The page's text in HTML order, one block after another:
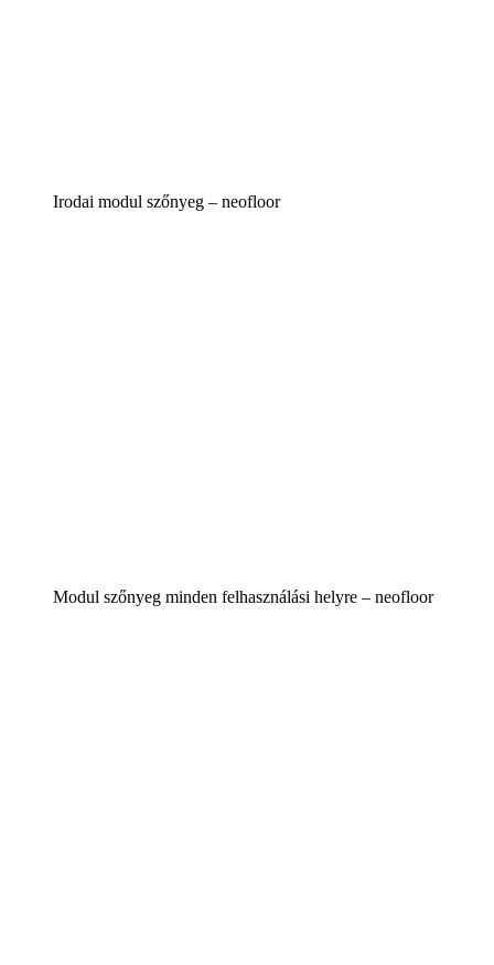
Irodai modul szőnyeg – neofloor
Modul szőnyeg minden felhasználási helyre – neofloor